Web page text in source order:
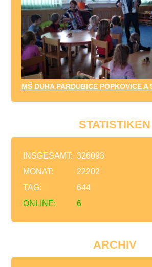
MŠ DUHA PARDUBICE POPKOVICE A
STATISTIKEN
ONLINE: 6
INSGESAMT: 326093
MONAT:
22202
TAG:
644
ARCHIV